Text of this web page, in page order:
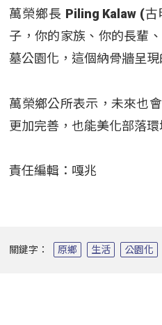
萬榮鄉長 Piling Kalaw (
子，你的家族、你的長輩
墓公園化，這個納骨牆呈現
萬榮鄉公所表示，未來也
更加完善，也能美化部落
責任編輯：嘎兆
關鍵字： 原鄉 生活 公園化